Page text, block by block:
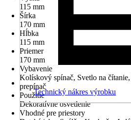
115 mm
Šírka
170 mm
Hĺbka
115 mm
Priemer
170 mm
Vybavenie
Kolískový spínač, Svetlo na
prepínač
Použitie
Dekoratívne osvetlenie
Vhodné pre priestory
Technický nákres výrobku